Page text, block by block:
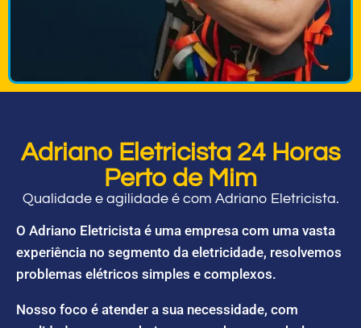
Adriano Eletricista 24 Horas
Perto de Mim
Qualidade e agilidade é com Adriano Eletricista.
O Adriano Eletricista é uma empresa com uma vasta
experiência no segmento da eletricidade, resolvemos
problemas elétricos simples e complexos.
Nosso foco é atender a sua necessidade, com